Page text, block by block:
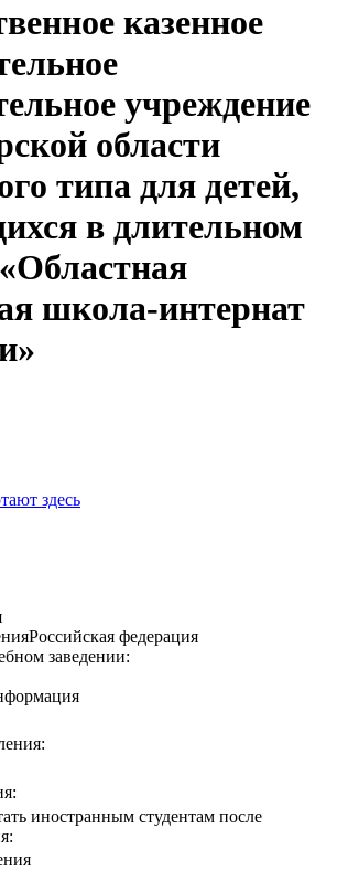
казенное
учреждение
области
типа для детей,
в длительном
школа-интернат
здесь
Российская федерация
заведении:
иностранным студентам после